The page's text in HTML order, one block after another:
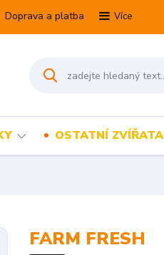
Doprava a platba Více
OSTATNÍ ZVÍŘATA
FARM FRESH